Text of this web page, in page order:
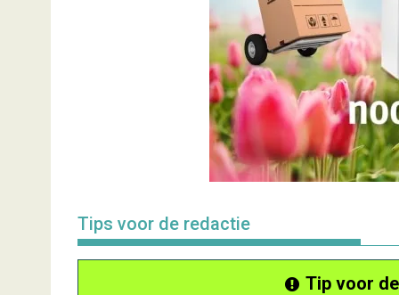
Tips voor de redactie
Tip voor